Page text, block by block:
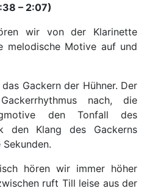
– 2:07)
wir von der Klarinette
melodische Motive auf und
Gackern der Hühner. Der
nach, die
den Tonfall des
den Klang des Gackerns
hören wir immer höher
ruft Till leise aus der